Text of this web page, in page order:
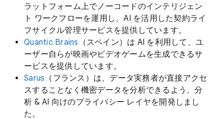
ラットフォーム上でノーコードのインテリジェン
ト ワークフローを運用し、AI を活用した契約ライ
フサイクル管理サービスを提供しています。
Quantic Brains （スペイン）は AI を利用して、ユ
ーザー自らが映画やビデオゲームを生成できるサ
ービスを提供しています。
Sarus （フランス）は、データ実務者が直接アクセ
スすることなく機密データを分析できるよう、分
析 & AI 向けのプライバシー レイヤを開発しまし
た。